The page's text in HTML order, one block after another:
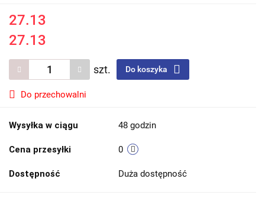
27.13
27.13
szt. Do koszyka
Do przechowalni
Wysyłka w ciągu 48 godzin
Cena przesyłki 0
Dostępność Duża dostępność